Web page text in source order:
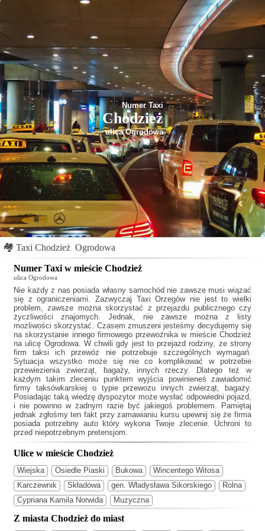
Numer Taxi
Chodzież
ulica Ogrodowa
🏘 Taxi Chodzież Ogrodowa
Numer Taxi w mieście Chodzież
ulica Ogrodowa
Nie każdy z nas posiada własny samochód nie zawsze musi wiązać
się z ograniczeniami. Zazwyczaj Taxi Orzegów nie jest to wielki
problem, zawsze można skorzystać z przejazdu publicznego czy
życzliwości znajomych. Jednak, nie zawsze można z listy
możliwości skorzystać. Czasem zmuszeni jesteśmy decydujemy się
na skorzystanie innego firmowego przewoźnika w mieście Chodzież
na ulicę Ogrodowa. W chwili gdy jest to przejazd rodziny, ze strony
firm taksi ich przewóz nie potrzebuje szczególnych wymagań.
Sytuacja wszystko może się nie co komplikować w potrzebie
przewiezienia zwierząt, bagaży, innych rzeczy. Dlatego też w
każdym takim zleceniu punktem wyjścia powinieneś zawiadomić
firmy taksówkarskiej o typie przewozu innych zwierząt, bagaży.
Posiadając taką wiedzę dyspozytor może wysłać odpowiedni pojazd,
i nie powinno w żadnym razie być jakiegoś problemem. Pamiętaj
jednak zgłośmy ten fakt przy zamawianiu kursu upewnij się że firma
posiada potrzebny auto który wykona Twoje zlecenie. Uchroni to
przed niepotrzebnym pretensjom.
Ulice w mieście Chodzież
Wiejska Osiedle Piaski Bukowa
Wincentego Witosa
Karczewnik
Składowa gen. Władysława Sikorskiego
Rolna
Cypriana Kamila Norwida
Muzyczna
Z miasta Chodzież do miast